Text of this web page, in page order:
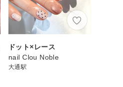
ドット×レース
nail Clou Noble
大通駅